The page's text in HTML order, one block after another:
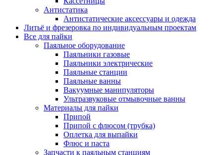
Антистатика
Антистатические аксессуары и одежда
Литьё и фрезеровка по индивидуальным проектам
Все для пайки
Паяльное оборудование
Паяльники газовые
Паяльники электрические
Паяльные станции
Паяльные ванны
Вакуумные манипуляторы
Ультразвуковые отмывочные ванны
Материалы для пайки
Припой
Припой с флюсом (трубка)
Оплетка для выпайки
Флюс и паста
Запчасти к паяльным станциям